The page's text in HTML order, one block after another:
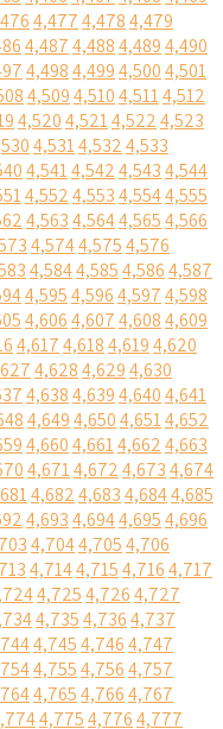
4,4774,4784,479
4,4874,4884,4894,490
4,4984,4994,5004,501
4,5094,5104,5114,512
4,5204,5214,5224,523
4,5314,5324,533
4,5414,5424,5434,544
4,5524,5534,5544,555
4,5634,5644,5654,566
4,5744,5754,576
4,5844,5854,5864,587
4,5954,5964,5974,598
4,6064,6074,6084,609
4,6174,6184,6194,620
4,6284,6294,630
4,6384,6394,6404,641
4,6494,6504,6514,652
4,6604,6614,6624,663
4,6714,6724,6734,674
4,6824,6834,6844,685
4,6934,6944,6954,696
4,7044,7054,706
4,7144,7154,7164,717
4,7254,7264,727
4,7354,7364,737
4,7454,7464,747
4,7554,7564,757
4,7654,7664,767
4,7754,7764,777